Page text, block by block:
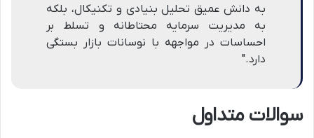
به دانش عمیق تحلیل بنیادی و تکنیکال، بلکه
به مدیریت سرمایه محتاطانه و تسلط بر
احساسات در مواجهه با نوسانات بازار بستگی
دارد."
سوالات متداول